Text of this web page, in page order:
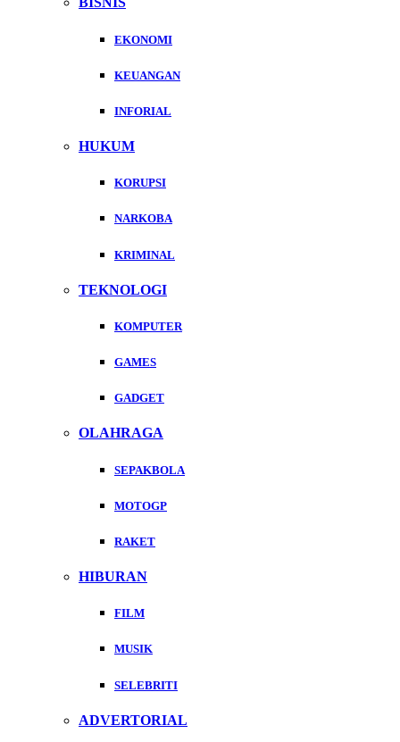
EKONOMI
KEUANGAN
INFORIAL
HUKUM
KORUPSI
NARKOBA
KRIMINAL
TEKNOLOGI
KOMPUTER
GAMES
GADGET
OLAHRAGA
SEPAKBOLA
MOTOGP
RAKET
HIBURAN
FILM
MUSIK
SELEBRITI
ADVERTORIAL